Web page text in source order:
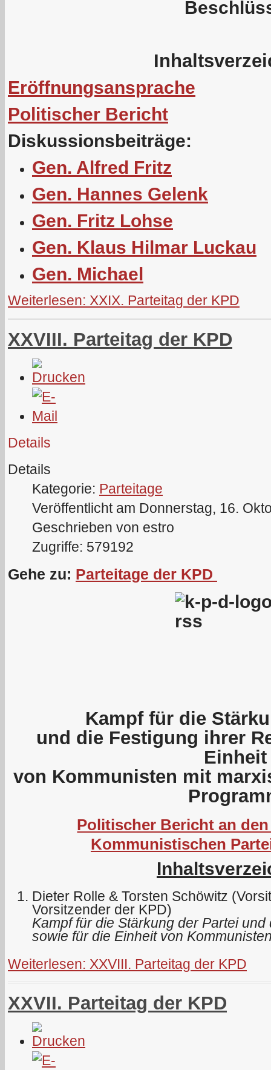
Eröffnungsansprache
Politischer Bericht
Diskussionsbeiträge:
Gen. Alfred Fritz
Gen. Hannes Gelenk
Gen. Fritz Lohse
Gen. Klaus Hilmar Luckau
Gen. Michael
Weiterlesen: XXIX. Parteitag der KPD
XXVIII. Parteitag der KPD
Details
Details
Kategorie: Parteitage
Veröffentlicht am Donnerstag, 16.
Geschrieben von estro
Zugriffe: 579192
Gehe zu: Parteitage der KPD
Kampf für die
und die Festigung ihrer
Einheit
von Kommunisten mit
Politischer Bericht an
Kommunistischen
Dieter Rolle & Torsten Schöwitz
Vorsitzender der KPD)
Kampf für die Stärkung der Partei
sowie für die Einheit von
Weiterlesen: XXVIII. Parteitag der KPD
XXVII. Parteitag der KPD